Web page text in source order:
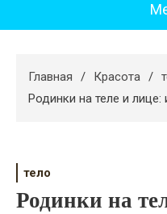
Худеем
Главная Красота
Родинки на теле и лице:
тело
Родинки на